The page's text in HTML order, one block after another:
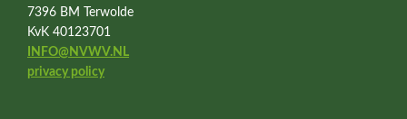
7396 BM Terwolde
KvK 40123701
INFO@NVWV.NL
privacy policy